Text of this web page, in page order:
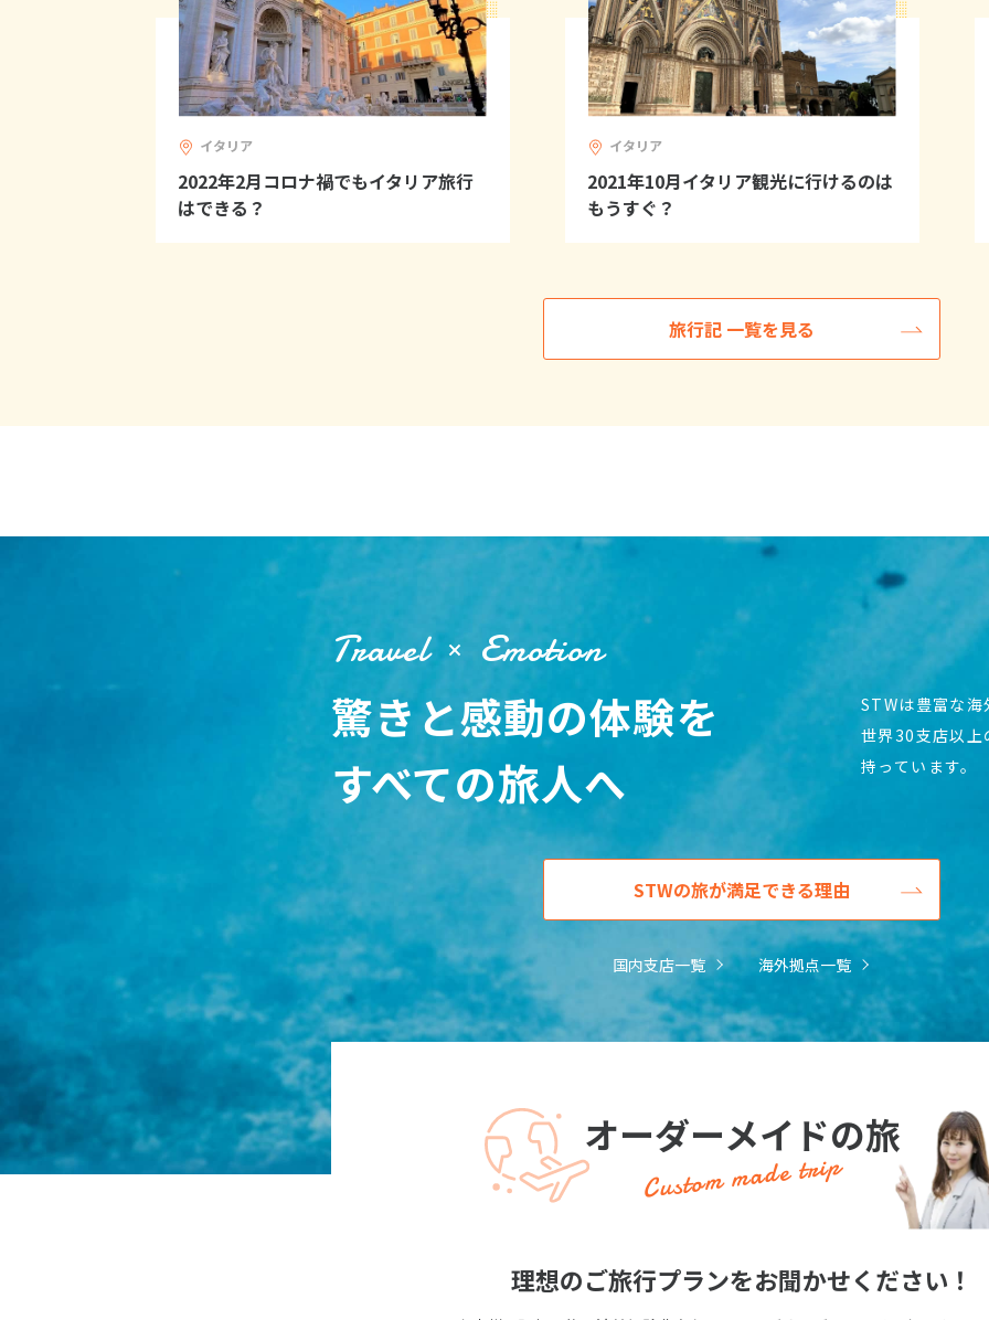
イタリア
2022年2月コロナ禍でもイタリア旅行
はできる？
イタリア
2021年10月イタリア観光に行けるのは
もうすぐ？
旅行記 一覧を見る
Travel Emotion
驚きと感動の体験を
すべての旅人へ
STWは豊富な
世界30支店以
持っています。
STWの旅が満足できる理由
国内支店一覧 海外拠点一覧
オーダーメイドの旅
Custom made trip
理想のご旅行プランをお聞かせください！